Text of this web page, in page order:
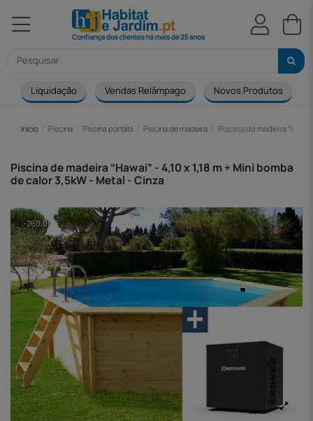
Liquidação Vendas Relâmpago Novos Produtos
Início Piscina Piscina portátil Piscina de madeira Piscina de madeira
Piscina de madeira “Hawai” - 4,10 x 1,18 m + Mini bomba
de calor 3,5kW - Metal - Cinza
-260,00 €